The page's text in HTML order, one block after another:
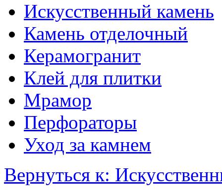
Искусственный камень
Камень отделочный
Керамогранит
Клей для плитки
Мрамор
Перфораторы
Уход за камнем
Вернуться к: